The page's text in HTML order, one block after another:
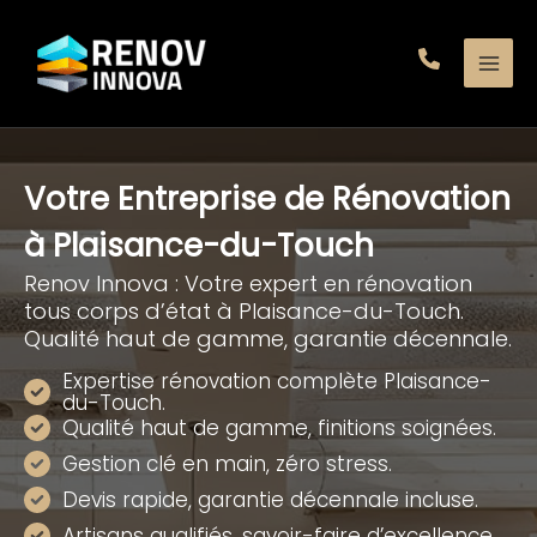
contenu
Votre Entreprise de Rénovation
à Plaisance-du-Touch
Renov Innova : Votre expert en rénovation
tous corps d’état à Plaisance-du-Touch.
Qualité haut de gamme, garantie décennale.
Expertise rénovation complète Plaisance-
du-Touch.
Qualité haut de gamme, finitions soignées.
Gestion clé en main, zéro stress.
Devis rapide, garantie décennale incluse.